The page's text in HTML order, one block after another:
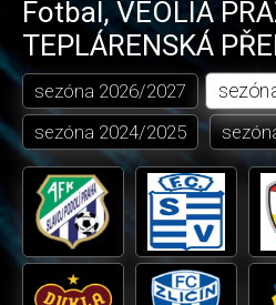
Fotbal, VEOLIA
TEPLÁRENSKÁ
sezóna 2026/2027
sezóna 2024/2025